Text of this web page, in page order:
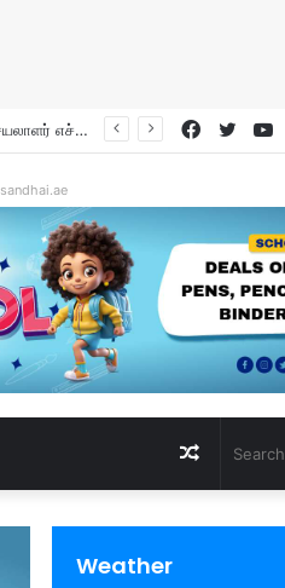
மத்திய கிழக்கு நிலைமை ‘கற்பனைக்கே அப்பாற்பட்ட ஆபத்தின் விளிம்பில்’: ஐ.நா. பொதுச் செயலாளர் எச்சரிக்கை Facebook
sandhai.ae
Random
Article
Weather